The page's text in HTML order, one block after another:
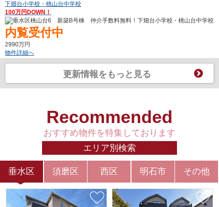
下畑台小学校・桃山台中学校
100万円DOWN！
内覧受付中
2990万円
物件詳細へ
【価格変更】西区北別府5 新築2号棟 仲介手数料無料！
内覧受付中
2026-08-03
【価格変更】
垂水区南多聞台1 新築 仲介手数料無料！
神陵台小学校・神陵台中学校
100万円DOWN！
更新情報をもっと見る
Recommended
おすすめ物件を特集しております
エリア別検索
垂水区 須磨区 西区 明石市 その他